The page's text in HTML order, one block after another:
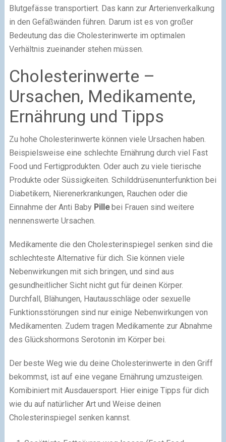
Blutgefässe transportiert. Das kann zur Arterienverkalkung
in den Gefäßwänden führen. Darum ist es von großer
Bedeutung das die Cholesterinwerte im optimalen
Verhältnis zueinander stehen müssen.
Cholesterinwerte –
Ursachen, Medikamente,
Ernährung und Tipps
Zu hohe Cholesterinwerte können viele Ursachen haben.
Beispielsweise eine schlechte Ernährung durch viel Fast
Food und Fertigprodukten. Oder auch zu viele tierische
Produkte oder Süssigkeiten. Schilddrüsenunterfunktion bei
Diabetikern, Nierenerkrankungen, Rauchen oder die
Einnahme der Anti Baby Pillebei Frauen sind weitere
nennenswerte Ursachen.
Medikamente die den Cholesterinspiegel senken sind die
schlechteste Alternative für dich. Sie können viele
Nebenwirkungen mit sich bringen, und sind aus
gesundheitlicher Sicht nicht gut für deinen Körper.
Durchfall, Blähungen, Hautausschläge oder sexuelle
Funktionsstörungen sind nur einige Nebenwirkungen von
Medikamenten. Zudem tragen Medikamente zur Abnahme
des Glückshormons Serotonin im Körper bei.
Der beste Weg wie du deine Cholesterinwerte in den Griff
bekommst, ist auf eine vegane Ernährung umzusteigen.
Komibiniert mit Ausdauersport. Hier einige Tipps für dich
wie du auf natürlicher Art und Weise deinen
Cholesterinspiegel senken kannst.